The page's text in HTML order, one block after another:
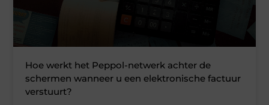
Hoe werkt het Peppol-netwerk achter de
schermen wanneer u een elektronische factuur
verstuurt?